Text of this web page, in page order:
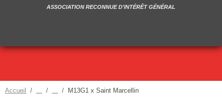
ASSOCIATION RECONNUE D'INTÉRÊT GÉNÉRAL
Accueil M13G1 x Saint Marcellin